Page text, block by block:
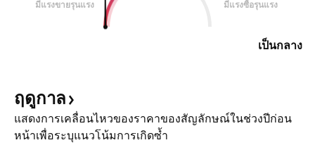
มีแรงขายรุนแรง มีแรงซื้อรุนแรง
เป็นกลาง
ฤดูกาล
แสดงการเคลื่อนไหวของราคาของสัญลักษณ์ในช่วงปีก่อน
หน้าเพื่อระบุแนวโน้มการเกิดซ้ำ